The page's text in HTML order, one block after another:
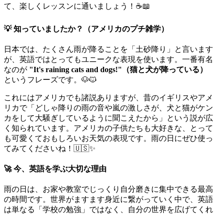
て、楽しくレッスンに通いましょう！☕📖
💡 知っていましたか？（アメリカのプチ雑学）
日本では、たくさん雨が降ることを「土砂降り」と言います
が、英語ではとってもユニークな表現を使います。一番有名
なのが "It's raining cats and dogs!"（猫と犬が降っている）
というフレーズです。🐶🐱
これにはアメリカでも諸説ありますが、昔のイギリスやアメ
リカで「どしゃ降りの雨の音や嵐の激しさが、犬と猫がケン
カをして大騒ぎしているように聞こえたから」という説が広
く知られています。アメリカの子供たちも大好きな、とって
も可愛くておもしろいお天気の表現です。雨の日にぜひ使っ
てみてくださいね！🇺🇸✨
🚀 今、英語を学ぶ大切な理由
雨の日は、お家や教室でじっくり自分磨きに集中できる最高
の時間です。世界がますます身近に繋がっていく中で、英語
は単なる「学校の勉強」ではなく、自分の世界を広げてくれ